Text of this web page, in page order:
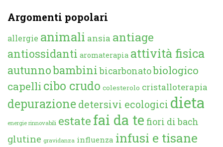
Argomenti popolari
allergie animali ansia antiage
antiossidanti aromaterapia attività fisica
autunnobambini bicarbonatobiologico
capelli cibo crudo colesterolo cristalloterapia
depurazione detersivi ecologici dieta
energie rinnovabili estate fai da te fiori di bach
glutine gravidanza influenza infusi e tisane